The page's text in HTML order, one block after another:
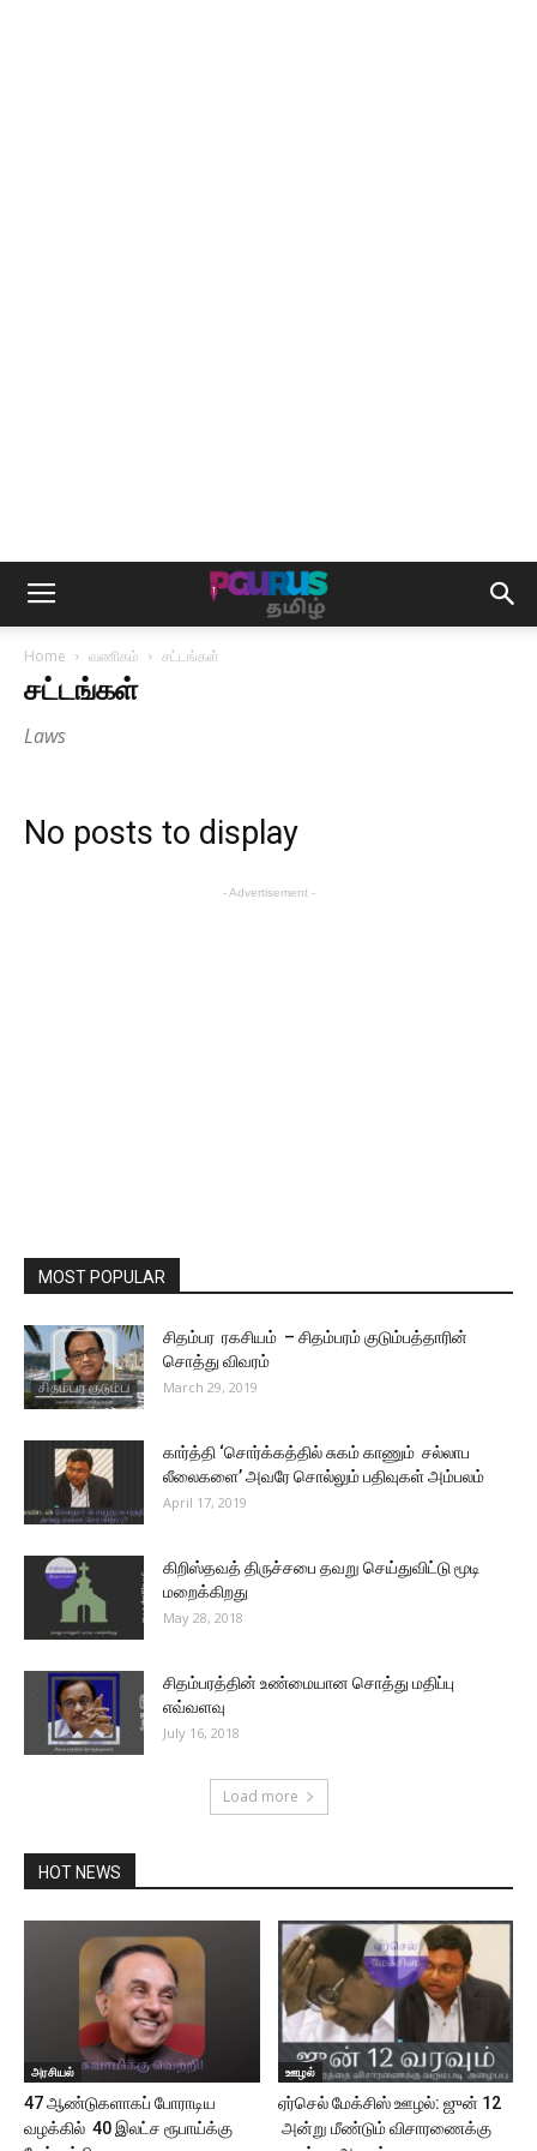
Home வணிகம் சட்டங்கள்
சட்டங்கள்
Laws
No posts to display
- Advertisement -
MOST POPULAR
சிதம்பர ரகசியம் – சிதம்பரம் குடும்பத்தாரின்
சொத்து விவரம்
March 29, 2019
கார்த்தி ‘சொர்க்கத்தில் சுகம் காணும் சல்லாப
லீலைகளை’ அவரே சொல்லும் பதிவுகள் அம்பலம்
April 17, 2019
கிறிஸ்தவத் திருச்சபை தவறு செய்துவிட்டு மூடி
மறைக்கிறது
May 28, 2018
சிதம்பரத்தின் உண்மையான சொத்து மதிப்பு
எவ்வளவு
July 16, 2018
Load more
HOT NEWS
அரசியல்
47 ஆண்டுகளாகப் போராடிய
வழக்கில் 40 இலட்ச ரூபாய்க்கு
ஊழல்
ஏர்செல் மேக்சிஸ் ஊழல்: ஜுன் 12
அன்று மீண்டும் விசாரணைக்கு